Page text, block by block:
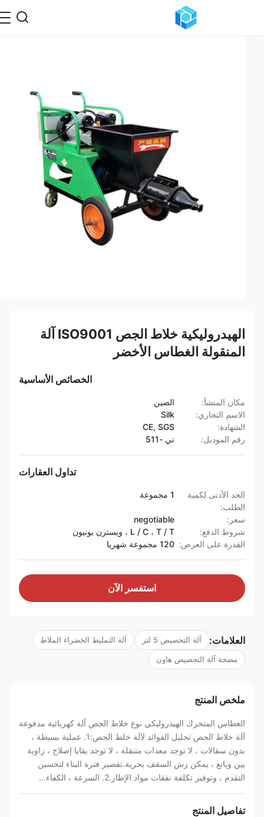
الهيدروليكية خلاط الجص ISO9001 آلة
المنقولة الغطاس الأخضر
الخصائص الأساسية
مكان المنشأ:
الصين
الاسم التجاري:
الشهادة:
CE, SGS
رقم الموديل:
تداول العقارات
الحد الأدنى لكمية
الطلب:
1 مجموعة
negotiable
شروط الدفع:
L / C ، T / T ، ويسترن يونيون
القدرة على العرض:
120 مجموعة شهريا
استفسر الآن
العلامات: آلة التجصيص 5 لتر آلة التمليط الخضراء الملاط
مضخة آلة التجصيص هاون
ملخص المنتج
الغطاس المتحرك الهيدروليكي نوع خلاط الجص آلة كهربائية مدفوعة
آلة خلاط الجص تحليل الفوائد لآلة خلط الجص:1. عملية بسيطة ،
بدون سقالات ، لا توجد معدات متنقلة ، لا توجد بقايا إصلاح ، زاوية
يين ويانغ ، يمكن رش السقف بحرية.تقصير فترة البناء لتحسين
التقدم ، وتوفير تكلفة نفقات مواد الإطار.2. السرعة ، الكفاء...
تفاصيل المنتج